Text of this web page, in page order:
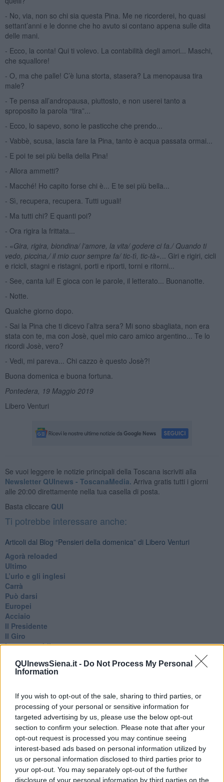
QUInewsSiena.it - Do Not Process My Personal
Information
If you wish to opt-out of the sale, sharing to third parties, or
processing of your personal or sensitive information for
targeted advertising by us, please use the below opt-out
section to confirm your selection. Please note that after your
opt-out request is processed you may continue seeing
interest-based ads based on personal information utilized by
us or personal information disclosed to third parties prior to
your opt-out. You may separately opt-out of the further
disclosure of your personal information by third parties on the
- No, via, non so chi sia questa Pina. Me ne ricorderei, ho quasi
settant’anni e le donne che ho avuto si contano appena sulle dita
delle mani.
- Ecco, la conta! Qui ti volevo. La contabilità degli amori... Maschi,
che squallore!
- O, ma che palle! C’è luna storta, stasera? La menopausa tira
male?
- Te pensa all’andropausa, piuttosto, e non userei tanto a
sproposito la parola “tira”...
- Ecco, lo sapevo, sono le pasticche che prendo...
- Vabbè, scusa, lascia fare la Pina, tanto è acqua passata ormai...
- E poi te sei più bella della Pina!
- Allora ammetti?
- Macché! Ho capito forse chi è... E te sei più bella...
- Sì, recupera, recupera. Tutti uguali!
- Ma tutti chi? E quanti poi?
- Ora rigira la frittata...
- «Gira, rigira, biondina/ l’amore , la vita/ godere ci fa./ Quando ti
vedo, piccina,/ il mio cuor sempre fa/ tic-tì, tic-tà».
.. Giri e rigiri, cicli
e ricicli, stagni e ristagni, porti e riporti, torni e ritorni...
- See, canta lui! E gioca con le parole, il letterato... Buonanotte.
- Notte.
Qualche giorno dopo.
- Sai la Pina che ti dicevo l’altra sera? Mi sono sbagliata, non era
stata con te, ma con Josè, quel mio caro amico argentino... Te lo
ricordi Josè, vero?
- Vedi, mi pareva... Chi cazzo è questo Josè?!
Buona domenica e buona fortuna.
Pontedera, 19 Maggio 2019
Libero Venturi
Se vuoi leggere le notizie principali della Toscana iscriviti alla
Newsletter QUInews - ToscanaMedia. Arriva gratis tutti i giorni
alle 20:00 direttamente nella tua casella di posta.
Basta cliccare QUI
Ti potrebbe interessare anche:
Articoli dal Blog “Pensieri della domenica” di Libero Venturi
​Agorà reloaded
Ultimo
​L’urlo e gli inglesi
Carrà
Può darsi
Europei
Acciaio
Il Presidente
​Il Giro
Insopportabile
Luana
​Ci vuole Fedez
​Liberazione
Esternazioni
Vaxzevria
Nazionali
​Ricorrenze e celebrazioni
Marte
​Crapa pelada
​I soliti noti
Arie